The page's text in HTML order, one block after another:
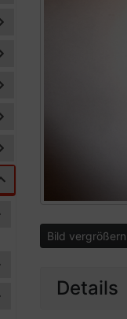
Bild vergrößern
Details